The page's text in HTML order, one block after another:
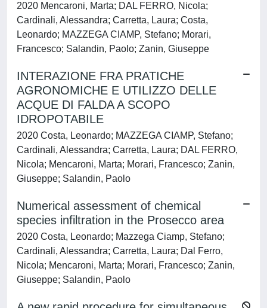
2020 Mencaroni, Marta; DAL FERRO, Nicola;
Cardinali, Alessandra; Carretta, Laura; Costa,
Leonardo; MAZZEGA CIAMP, Stefano; Morari,
Francesco; Salandin, Paolo; Zanin, Giuseppe
INTERAZIONE FRA PRATICHE
AGRONOMICHE E UTILIZZO DELLE
ACQUE DI FALDA A SCOPO
IDROPOTABILE
2020 Costa, Leonardo; MAZZEGA CIAMP, Stefano;
Cardinali, Alessandra; Carretta, Laura; DAL FERRO,
Nicola; Mencaroni, Marta; Morari, Francesco; Zanin,
Giuseppe; Salandin, Paolo
Numerical assessment of chemical
species infiltration in the Prosecco area
2020 Costa, Leonardo; Mazzega Ciamp, Stefano;
Cardinali, Alessandra; Carretta, Laura; Dal Ferro,
Nicola; Mencaroni, Marta; Morari, Francesco; Zanin,
Giuseppe; Salandin, Paolo